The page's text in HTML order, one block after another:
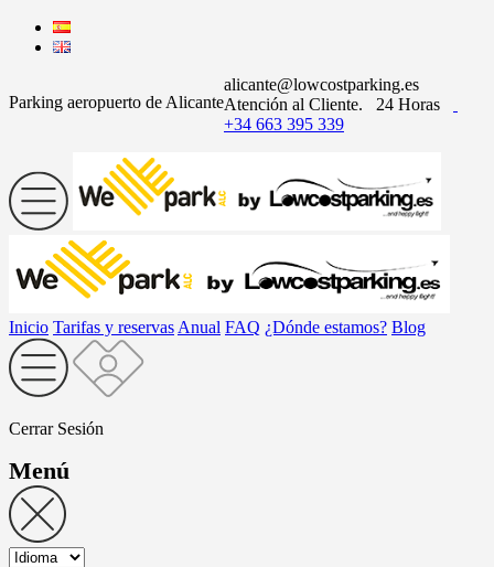
Parking aeropuerto de Alicante
alicante@lowcostparking.es
Atención al Cliente. 24 Horas
+34 663 395 339
Inicio Tarifas y reservas Anual FAQ ¿Dónde estamos? Blog
Cerrar Sesión
Menú